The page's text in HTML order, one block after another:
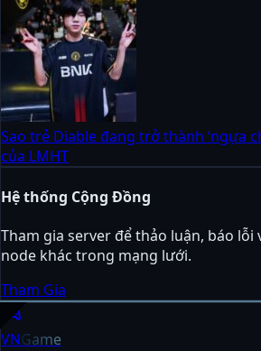
Sao trẻ Diable đang trở thành ‘ngựa
của LMHT
Hệ thống Cộng Đồng
Tham gia server để thảo luận, báo lỗi
node khác trong mạng lưới.
Tham Gia
sports_esports
VNGame